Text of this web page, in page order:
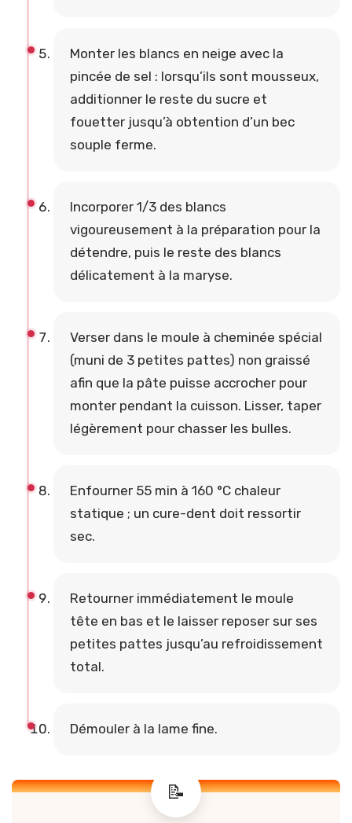
Monter les blancs en neige avec la
pincée de sel : lorsqu’ils sont mousseux,
additionner le reste du sucre et
fouetter jusqu’à obtention d’un bec
souple ferme.
Incorporer 1/3 des blancs
vigoureusement à la préparation pour la
détendre, puis le reste des blancs
délicatement à la maryse.
Verser dans le moule à cheminée spécial
(muni de 3 petites pattes) non graissé
afin que la pâte puisse accrocher pour
monter pendant la cuisson. Lisser, taper
légèrement pour chasser les bulles.
Enfourner 55 min à 160 °C chaleur
statique ; un cure-dent doit ressortir
sec.
Retourner immédiatement le moule
tête en bas et le laisser reposer sur ses
petites pattes jusqu’au refroidissement
total.
Démouler à la lame fine.